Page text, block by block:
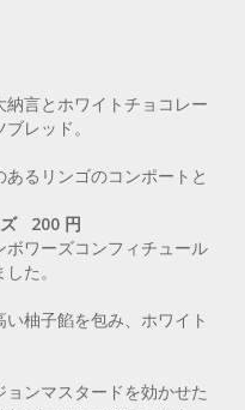
言とホワイトチョコレー
レッド。
るリンゴのコンポートと
ズ 200 円
ワーズコンフィチュール
た。
柚子餡を包み、ホワイト
ンマスタードを効かせた